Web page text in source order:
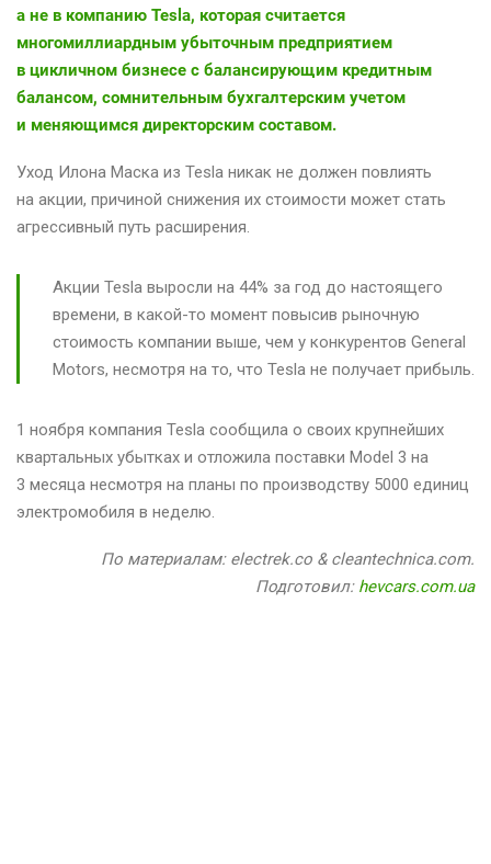
а не в компанию Tesla, которая считается
многомиллиардным убыточным предприятием
в цикличном бизнесе с балансирующим кредитным
балансом, сомнительным бухгалтерским учетом
и меняющимся директорским составом.
Уход Илона Маска из Tesla никак не должен повлиять
на акции, причиной снижения их стоимости может стать
агрессивный путь расширения.
Акции Tesla выросли на 44% за год до настоящего
времени, в какой-то момент повысив рыночную
стоимость компании выше, чем у конкурентов General
Motors, несмотря на то, что Tesla не получает прибыль.
1 ноября компания Tesla сообщила о своих крупнейших
квартальных убытках и отложила поставки Model 3 на
3 месяца несмотря на планы по производству 5000 единиц
электромобиля в неделю.
По материалам: electrek.co & cleantechnica.com.
Подготовил: hevcars.com.ua